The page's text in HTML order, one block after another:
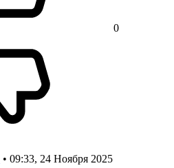
0
• 09:33, 24 Ноября 2025